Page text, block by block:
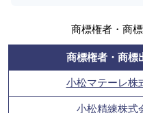
商標権者・商
商標権者・商標
小松マテーレ株
小松精練株式